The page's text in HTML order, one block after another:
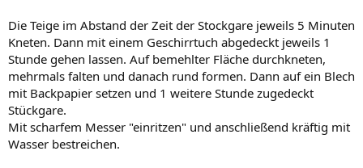
Die Teige im Abstand der Zeit der Stockgare jeweils 5 Minuten
Kneten. Dann mit einem Geschirrtuch abgedeckt jeweils 1
Stunde gehen lassen. Auf bemehlter Fläche durchkneten,
mehrmals falten und danach rund formen. Dann auf ein Blech
mit Backpapier setzen und 1 weitere Stunde zugedeckt
Stückgare.
Mit scharfem Messer "einritzen" und anschließend kräftig mit
Wasser bestreichen.